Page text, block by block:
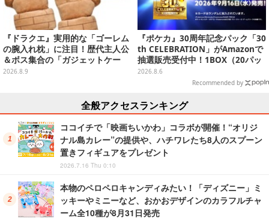
『ドラクエ』実用的な「ゴーレム
の腕入れ枕」に注目！歴代主人公
＆ボス集合の「ガジェットケー
ス」ほか9プライズが続々展開
2026.8.9
『ポケカ』30周年記念パック「30
th CELEBRATION」がAmazonで
抽選販売受付中！1BOX（20パッ
ク入り）
2026.8.6
Recommended by
全般アクセスランキング
ココイチで「映画ちいかわ」コラボが開催！“オリジ
ナル島カレー”の提供や、ハチワレたち8人のスプーン
置きフィギュアをプレゼント
2026.7.16 Thu 0:10
本物のペロペロキャンディみたい！「ディズニー」ミ
ッキーやミニーなど、おかおデザインのカラフルチャ
ーム全10種が8月31日発売